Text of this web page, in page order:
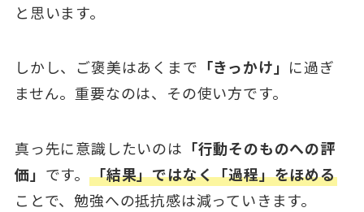
と思います。
しかし、ご褒美はあくまで 「きっかけ」 に過ぎ
ません。重要なのは、その使い方です。
真っ先に意識したいのは 「行動そのものへの評
価」 です。 「結果」ではなく「過程」をほめる
ことで、勉強への抵抗感は減っていきます。